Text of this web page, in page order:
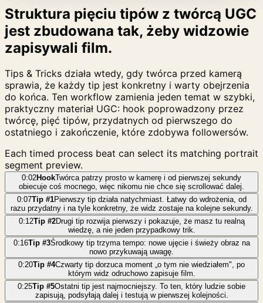
Struktura pięciu tipów z twórcą UGC
jest zbudowana tak, żeby widzowie
zapisywali film.
Tips & Tricks działa wtedy, gdy twórca przed kamerą
sprawia, że każdy tip jest konkretny i warty obejrzenia
do końca. Ten workflow zamienia jeden temat w szybki,
praktyczny materiał UGC: hook poprowadzony przez
twórcę, pięć tipów, przydatnych od pierwszego do
ostatniego i zakończenie, które zdobywa followersów.
Each timed process beat can select its matching portrait
segment preview.
0:02HookTwórca patrzy prosto w kamerę i od pierwszej sekundy
obiecuje coś mocnego, więc nikomu nie chce się scrollować dalej.
0:07Tip #1Pierwszy tip działa natychmiast. Łatwy do wdrożenia, od
razu przydatny i na tyle konkretny, że widz zostaje na kolejne sekundy.
0:12Tip #2Drugi tip rozwija pierwszy i pokazuje, że masz tu realną
wiedzę, a nie jeden przypadkowy trik.
0:16Tip #3Środkowy tip trzyma tempo: nowe ujęcie i świeży obraz na
nowo przykuwają uwagę.
0:20Tip #4Czwarty tip dorzuca moment „o tym nie wiedziałem", po
którym widz odruchowo zapisuje film.
0:25Tip #5Ostatni tip jest najmocniejszy. To ten, który ludzie sobie
zapisują, podsyłają dalej i testują w pierwszej kolejności.